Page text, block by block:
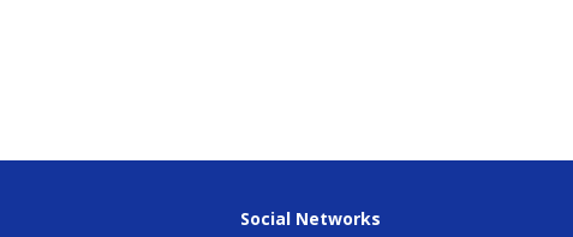
Social Networks